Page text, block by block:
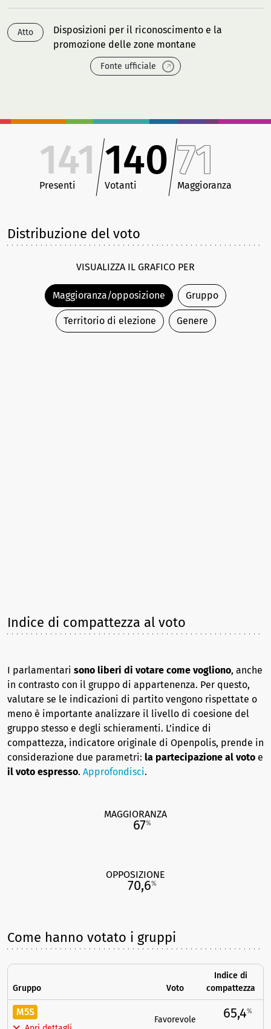
Atto
Disposizioni per il riconoscimento e la
promozione delle zone montane
Fonte ufficiale
141
Presenti
140
Votanti
71
Maggioranza
Distribuzione del voto
VISUALIZZA IL GRAFICO PER
Maggioranza/opposizione Gruppo
Territorio di elezione Genere
Indice di compattezza al voto
I parlamentari sono liberi di votare come vogliono, anche
in contrasto con il gruppo di appartenenza. Per questo,
valutare se le indicazioni di partito vengono rispettate o
meno è importante analizzare il livello di coesione del
gruppo stesso e degli schieramenti. L’indice di
compattezza, indicatore originale di Openpolis, prende in
considerazione due parametri: la partecipazione al voto e
il voto espresso. Approfondisci.
MAGGIORANZA
67%
OPPOSIZIONE
70,6%
Come hanno votato i gruppi
Gruppo Voto
Indice di
compattezza
M5S
Favorevole 65,4%